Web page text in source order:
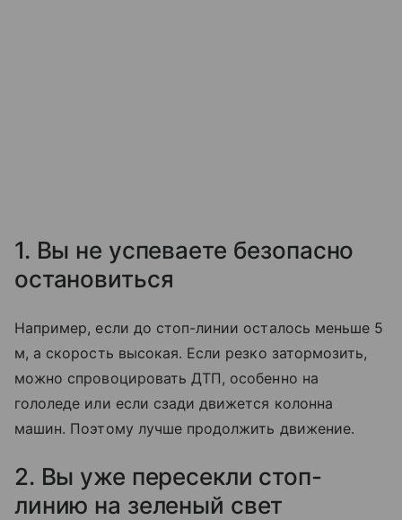
1. Вы не успеваете безопасно
остановиться
Например, если до стоп-линии осталось меньше 5
м, а скорость высокая. Если резко затормозить,
можно спровоцировать ДТП, особенно на
гололеде или если сзади движется колонна
машин. Поэтому лучше продолжить движение.
2. Вы уже пересекли стоп-
линию на зеленый свет